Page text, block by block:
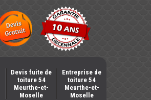
Devis fuite de
toiture 54
Meurthe-et-
Moselle
Entreprise de
toiture 54
Meurthe-et-
Moselle